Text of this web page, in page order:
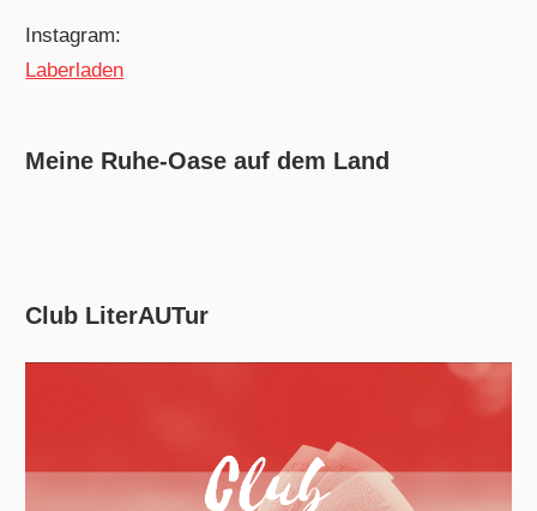
Instagram:
Laberladen
Meine Ruhe-Oase auf dem Land
Club LiterAUTur